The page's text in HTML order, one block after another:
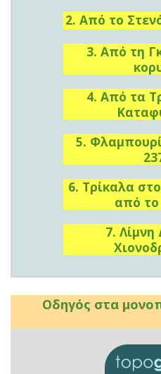
2. Από το
3. Από τη
4. Από τα
5.
6. Τρίκαλα
από
7. Λίμνη
Οδηγός στα